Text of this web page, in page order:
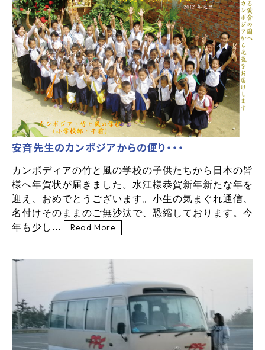
安斉先生のカンボジアからの便り・・・
カンボディアの竹と風の学校の子供たちから日本の皆
様へ年賀状が届きました。水江様恭賀新年新たな年を
迎え、おめでとうございます。小生の気まぐれ通信、
名付けそのままのご無沙汰で、恐縮しております。今
年も少し...
Read More